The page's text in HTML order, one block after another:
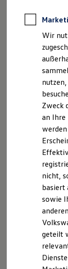
Anpfiff
Laden
Batterie
Kosten
E-
Impressum &
Wir
Zweck
an Ihre
nicht,
basiert
sowie
geteilt